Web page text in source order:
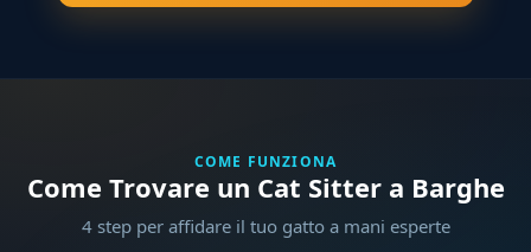
COME FUNZIONA
Come Trovare un Cat Sitter a Barghe
4 step per affidare il tuo gatto a mani esperte